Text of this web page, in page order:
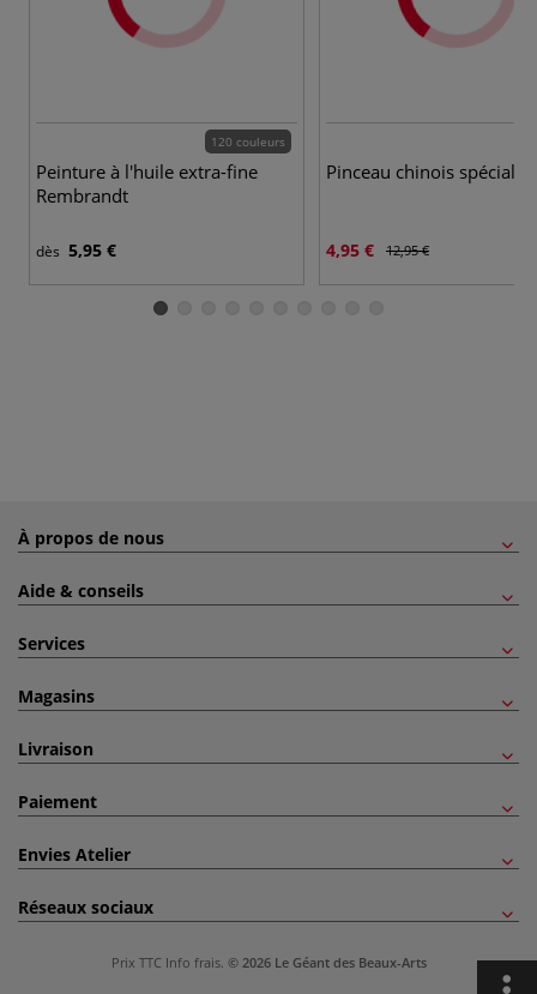
120 couleurs
Peinture à l'huile extra-fine
Rembrandt
dès 5,95 €
Pinceau chinois spécial
4,95 € 12,95 €
À propos de nous
Aide & conseils
Services
Magasins
Livraison
Paiement
Envies Atelier
Réseaux sociaux
Prix TTC Info frais. © 2026 Le Géant des Beaux-Arts